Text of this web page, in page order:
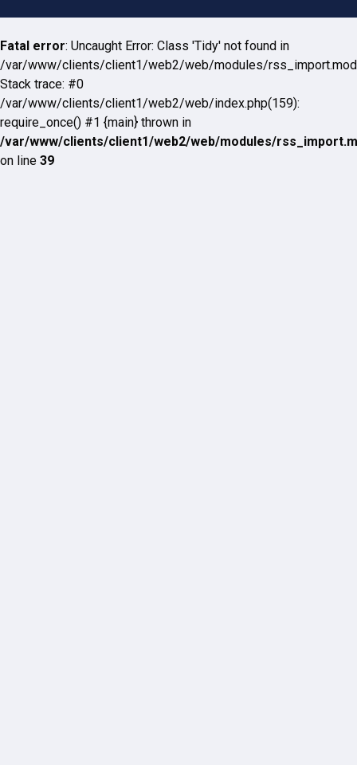
Fatal error: Uncaught Error: Class 'Tidy' not found in
/var/www/clients/client1/web2/web/modules/
Stack trace: #0
/var/www/clients/client1/web2/web/index.php(159):
require_once() #1 {main} thrown in
/var/www/clients/client1/web2/web/modules/
on line 39